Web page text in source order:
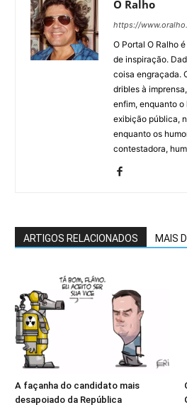
O Ralho
https://
O Portal O Ralho
de inspiração.
coisa engraçada.
dribles à
enfim, enquanto o
exibição pública,
enquanto os
contestadora,
ARTIGOS RELACIONADOS MAIS
A façanha do candidato mais
desapoiado da República